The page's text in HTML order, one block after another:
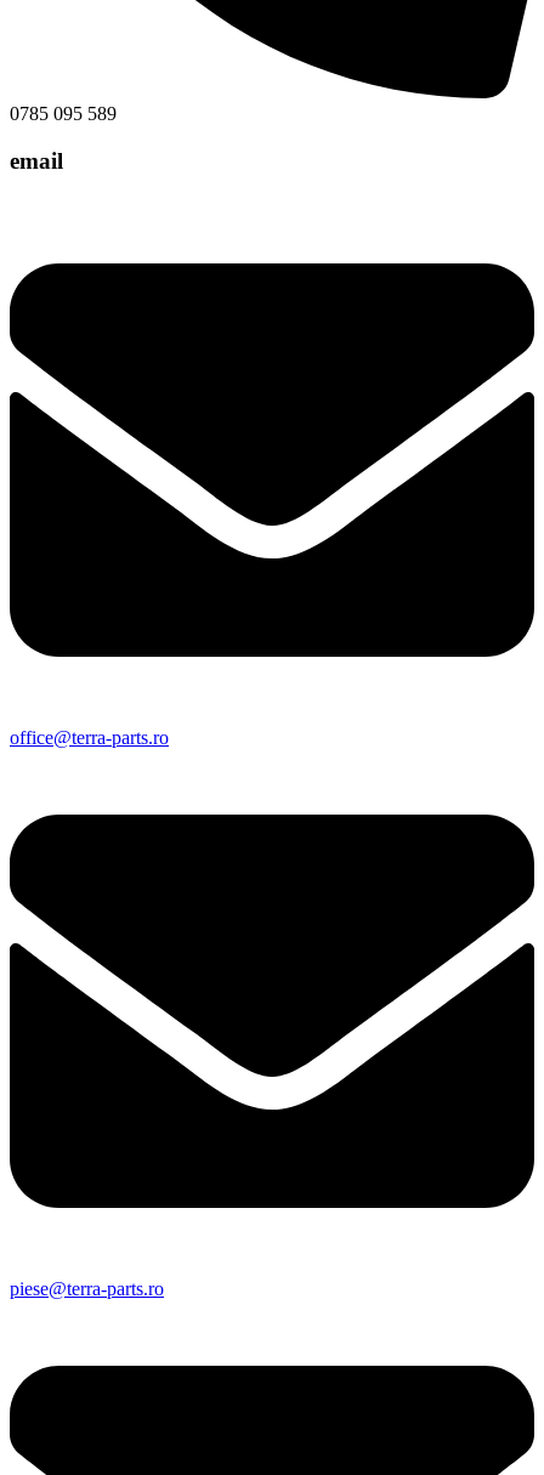
0785 095 589
email
office@terra-parts.ro
piese@terra-parts.ro